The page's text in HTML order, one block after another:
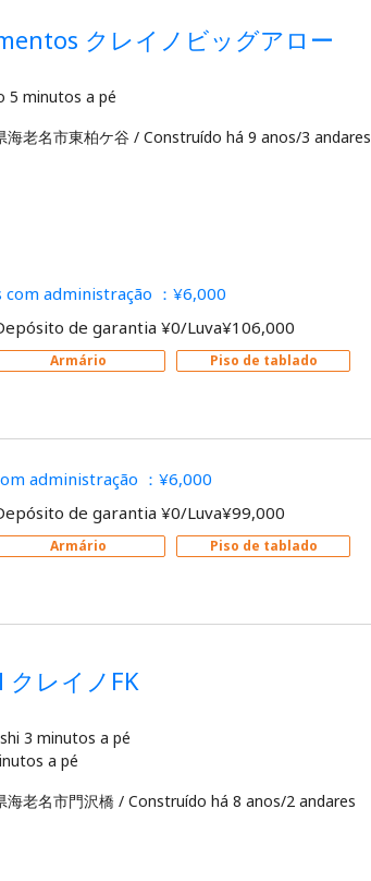
クレイノビッグアロー
海老名市東柏ケ谷 / Construído há 9 anos/3 andares
com administração ：¥6,000
de garantia ¥0/Luva¥106,000
Armário Piso de tablado
administração ：¥6,000
de garantia ¥0/Luva¥99,000
Armário Piso de tablado
クレイノFK
3 minutos a pé
海老名市門沢橋 / Construído há 8 anos/2 andares